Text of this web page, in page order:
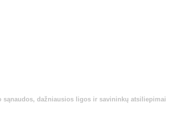
sąnaudos, dažniausios ligos ir savininkų atsiliepimai